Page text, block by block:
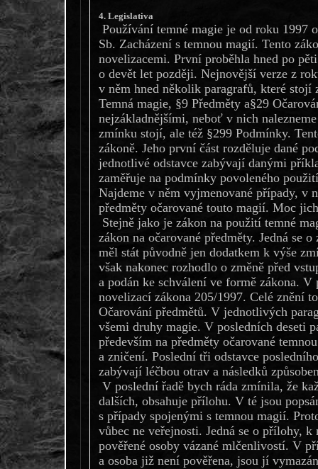
4. Legislativa
Používání temné magie je od roku 1997
Sb. Zacházení s temnou magií. Tento
novelizacemi. První proběhla hned po
o devět let později. Nejnovější verze z
v něm hned několik paragrafů, které
Temná magie, §9 Předměty a§29
nejzákladnějšími, neboť v nich
zmínku stojí, ale též §299 Podmínky.
zákoně. Jeho první část rozděluje dané
jednotlivé odstavce zabývají danými
zaměřuje na podmínky povoleného
Najdeme v něm vyjmenované případy, v
předměty očarované touto magií. Moc
Stejně jako je zákon na použití temné
zákon na očarované předměty. Jedná se
měl stát původně jen dodatkem k výše
však nakonec rozhodlo o změně před
a podán ke schválení ve formě zákona.
novelizací zákona 205/1997. Celé znění
Očarování předmětů. V jednotlivých
všemi druhy magie. V posledních deseti
především na předměty očarované
a zničení. Poslední tři odstavce
zabývají léčbou otrav a následků
V poslední řadě bych ráda zmínila, že
dalších, obsahuje přílohu. V té jsou
s případy spojenými s temnou magií.
vůbec ne veřejnosti. Jedná se o přílohy,
pověřené osoby vázané mlčenlivostí. V
a osoba již není pověřena, jsou jí